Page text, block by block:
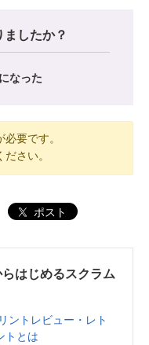
したか？
なった
必要です。
さい。
ポスト
はじめるスクラム
ントレビュー・レト
トとは